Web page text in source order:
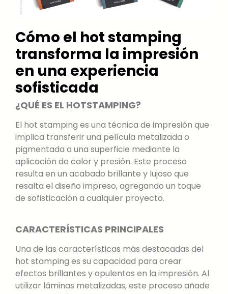
Cómo el hot stamping
transforma la impresión
en una experiencia
sofisticada
¿QUÉ ES EL HOTSTAMPING?
El hot stamping es una técnica de impresión que
implica transferir una película metalizada o
pigmentada a una superficie mediante la
aplicación de calor y presión. Este proceso
resulta en un acabado brillante y lujoso que
resalta el diseño impreso, agregando un toque
de sofisticación a cualquier proyecto.
CARACTERÍSTICAS PRINCIPALES
Una de las características más destacadas del
hot stamping es su capacidad para crear
efectos brillantes y opulentos en la impresión. Al
utilizar láminas metalizadas, este proceso añade